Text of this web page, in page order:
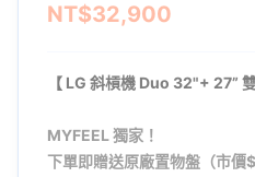
NT$32,900
【 LG 斜槓機 Duo 32"+ 27”
MYFEEL 獨家！
下單即贈送原廠置物盤（市價